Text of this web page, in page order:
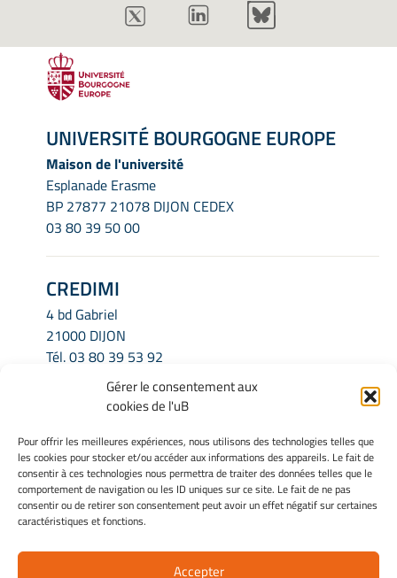
Gérer le consentement aux
cookies de l'uB
Pour offrir les meilleures expériences, nous utilisons des technologies telles que
les cookies pour stocker et/ou accéder aux informations des appareils. Le fait de
consentir à ces technologies nous permettra de traiter des données telles que le
comportement de navigation ou les ID uniques sur ce site. Le fait de ne pas
consentir ou de retirer son consentement peut avoir un effet négatif sur certaines
caractéristiques et fonctions.
Accepter
UNIVERSITÉ BOURGOGNE EUROPE
Maison de l'université
Esplanade Erasme
BP 27877 21078 DIJON CEDEX
03 80 39 50 00
CREDIMI
4 bd Gabriel
21000 DIJON
Tél.03 80 39 53 92
credimi.secretariat@u-bourgogne.fr
INFORMATIONS LÉGALES
Mentions légales
Gérer mes cookies
Politique de cookies
Déclaration de confidentialité
Avertissement